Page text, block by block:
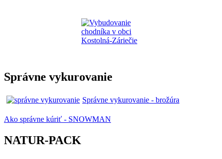
Správne vykurovanie
Správne vykurovanie - brožúra
Ako správne kúriť - SNOWMAN
NATUR-PACK